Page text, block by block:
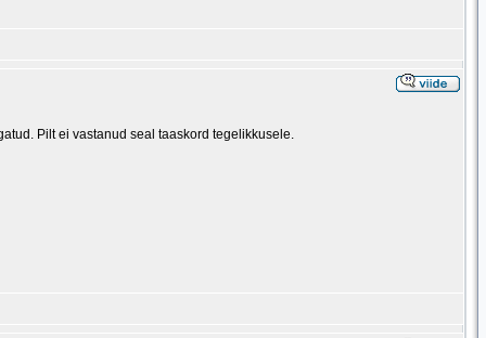
Pilt ei vastanud seal taaskord tegelikkusele.